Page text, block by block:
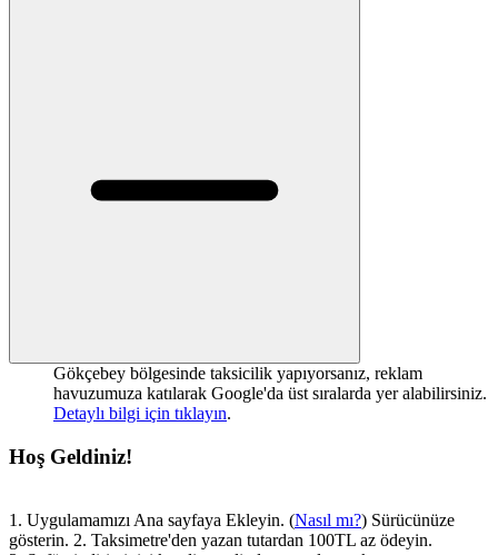
Gökçebey bölgesinde taksicilik yapıyorsanız, reklam
havuzumuza katılarak Google'da üst sıralarda yer alabilirsiniz.
Detaylı bilgi için tıklayın.
Hoş Geldiniz!
1. Uygulamamızı Ana sayfaya Ekleyin. (Nasıl mı?) Sürücünüze
gösterin. 2. Taksimetre'den yazan tutardan 100TL az ödeyin.